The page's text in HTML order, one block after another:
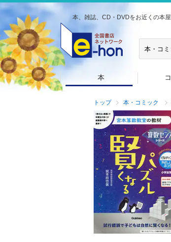
本、雑誌、CD・DVDをお近くの本
本
トップ 本・コミック